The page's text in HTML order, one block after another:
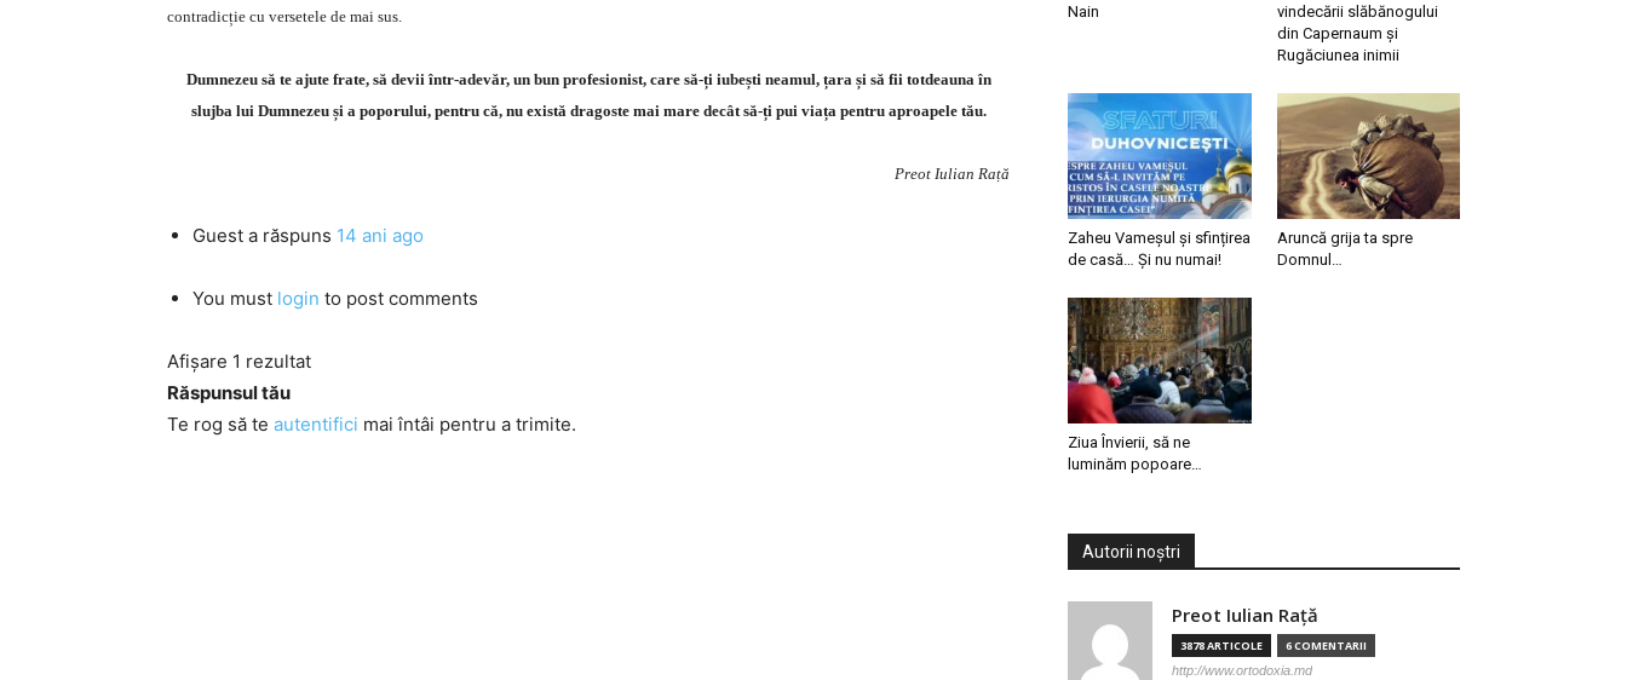
contradicție cu versetele de mai sus.
Dumnezeu să te ajute frate, să devii într-adevăr, un bun profesionist, care să-ți iubești neamul, țara și să fii totdeauna în
slujba lui Dumnezeu și a poporului, pentru că, nu există dragoste mai mare decât să-ți pui viața pentru aproapele tău.
Preot Iulian Rață
Guest a răspuns 14 ani ago
You must login to post comments
Afișare 1 rezultat
Răspunsul tău
Te rog să te autentifici mai întâi pentru a trimite.
Nain
vindecării slăbănogului
din Capernaum și
Rugăciunea inimii
Zaheu Vameșul și sfințirea
de casă… Și nu numai!
Aruncă grija ta spre
Domnul…
Ziua Învierii, să ne
luminăm popoare…
Autorii noștri
Preot Iulian Raţă
3878 ARTICOLE 6 COMENTARII
http://www.ortodoxia.md